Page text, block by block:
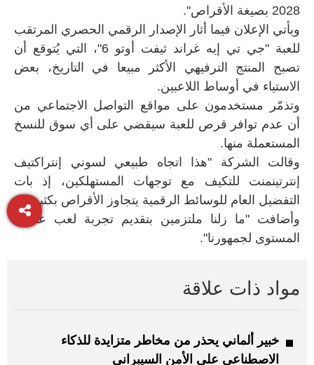
2028 بصيغة الأقراص".
ويأتي الإعلان فيما أثار الإصدار الرقمي الحصري المرتقب
للعبة "جي تي إيه غراند ثيفت أوتو 6"، التي يُتوقع أن
تصبح المنتج الترفيهي الأكثر مبيعا في التاريخ، بعض
الاستياء في أوساط اللاعبين.
وتذمّر مستخدمون على مواقع التواصل الاجتماعي من
أن عدم توافر قرص للعبة سيقضي على أي سوق للنسخ
المستعملة منها.
وقالت الشركة "هذا اتجاه طبيعي لسوني إنتراكتيف
إنترتينمنت للتكيف مع توجهات المستهلكين، إذ بات
التفضيل العام للوسائط الرقمية يتجاوز الأقراص بكثير".
وأضافت "ما زلنا ملتزمين بتقديم تجربة لعب عالمية
المستوى لجمهورنا".
مواد ذات علاقة
خبير ألماني يحذر من مخاطر متزايدة للذكاء
الاصطناعي على الأمن السيبراني